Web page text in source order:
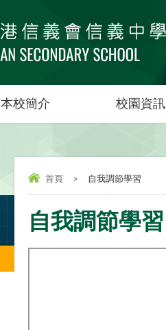
本校簡介 校園資訊
首頁 > 自我調節學習
自我調節學習